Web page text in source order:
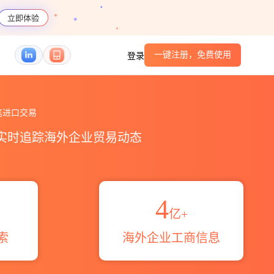
立即体验
登录 一键注册，免费使用
口交易
时追踪海外企业贸易动态
4亿+
海外企业工商信息